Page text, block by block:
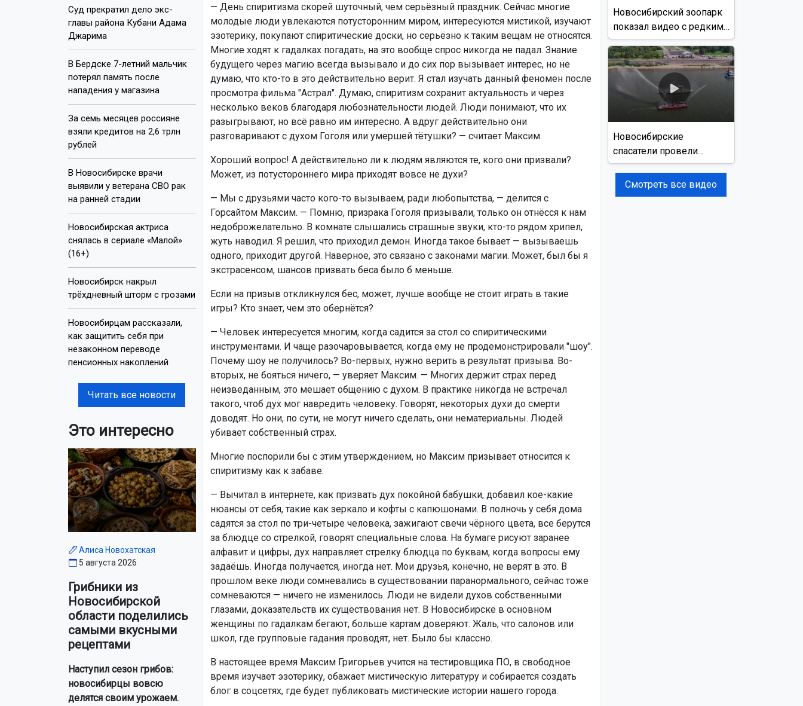
Суд прекратил дело экс-
главы района Кубани Адама
Джарима
В Бердске 7-летний мальчик
потерял память после
нападения у магазина
За семь месяцев россияне
взяли кредитов на 2,6 трлн
рублей
В Новосибирске врачи
выявили у ветерана СВО рак
на ранней стадии
Новосибирская актриса
снялась в сериале «Малой»
(16+)
Новосибирск накрыл
трёхдневный шторм с грозами
Новосибирцам рассказали,
как защитить себя при
незаконном переводе
пенсионных накоплений
Читать все новости
Это интересно
Алиса Новохатская
5 августа 2026
Грибники из
Новосибирской
области поделились
самыми вкусными
рецептами
Наступил сезон грибов:
новосибирцы вовсю
делятся своим урожаем.
— День спиритизма скорей шуточный, чем серьёзный праздник. Сейчас многие
молодые люди увлекаются потусторонним миром, интересуются мистикой, изучают
эзотерику, покупают спиритические доски, но серьёзно к таким вещам не относятся.
Многие ходят к гадалках погадать, на это вообще спрос никогда не падал. Знание
будущего через магию всегда вызывало и до сих пор вызывает интерес, но не
думаю, что кто-то в это действительно верит. Я стал изучать данный феномен после
просмотра фильма "Астрал". Думаю, спиритизм сохранит актуальность и через
несколько веков благодаря любознательности людей. Люди понимают, что их
разыгрывают, но всё равно им интересно. А вдруг действительно они
разговаривают с духом Гоголя или умершей тётушки? — считает Максим.
Хороший вопрос! А действительно ли к людям являются те, кого они призвали?
Может, из потустороннего мира приходят вовсе не духи?
— Мы с друзьями часто кого-то вызываем, ради любопытства, — делится с
Горсайтом Максим. — Помню, призрака Гоголя призывали, только он отнёсся к нам
недоброжелательно. В комнате слышались страшные звуки, кто-то рядом хрипел,
жуть наводил. Я решил, что приходил демон. Иногда такое бывает — вызываешь
одного, приходит другой. Наверное, это связано с законами магии. Может, был бы я
экстрасенсом, шансов призвать беса было б меньше.
Если на призыв откликнулся бес, может, лучше вообще не стоит играть в такие
игры? Кто знает, чем это обернётся?
— Человек интересуется многим, когда садится за стол со спиритическими
инструментами. И чаще разочаровывается, когда ему не продемонстрировали "шоу".
Почему шоу не получилось? Во-первых, нужно верить в результат призыва. Во-
вторых, не бояться ничего, — уверяет Максим. — Многих держит страх перед
неизведанным, это мешает общению с духом. В практике никогда не встречал
такого, чтоб дух мог навредить человеку. Говорят, некоторых духи до смерти
доводят. Но они, по сути, не могут ничего сделать, они нематериальны. Людей
убивает собственный страх.
Многие поспорили бы с этим утверждением, но Максим призывает относится к
спиритизму как к забаве:
— Вычитал в интернете, как призвать дух покойной бабушки, добавил кое-какие
нюансы от себя, такие как зеркало и кофты с капюшонами. В полночь у себя дома
садятся за стол по три-четыре человека, зажигают свечи чёрного цвета, все берутся
за блюдце со стрелкой, говорят специальные слова. На бумаге рисуют заранее
алфавит и цифры, дух направляет стрелку блюдца по буквам, когда вопросы ему
задаёшь. Иногда получается, иногда нет. Мои друзья, конечно, не верят в это. В
прошлом веке люди сомневались в существовании паранормального, сейчас тоже
сомневаются — ничего не изменилось. Люди не видели духов собственными
глазами, доказательств их существования нет. В Новосибирске в основном
женщины по гадалкам бегают, больше картам доверяют. Жаль, что салонов или
школ, где групповые гадания проводят, нет. Было бы классно.
В настоящее время Максим Григорьев учится на тестировщика ПО, в свободное
время изучает эзотерику, обажает мистическую литературу и собирается создать
блог в соцсетях, где будет публиковать мистические истории нашего города.
Новосибирский зоопарк
показал видео с редким
виверровым котом
Новосибирские
спасатели провели
учения на реке Обь
Смотреть все видео